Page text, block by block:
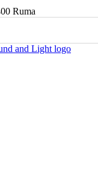
Ruma